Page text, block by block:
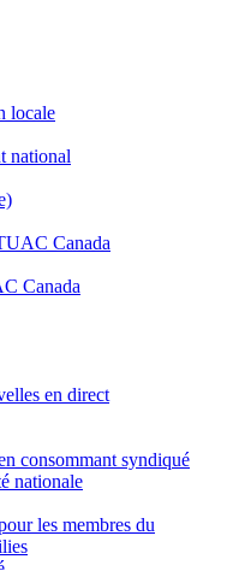
locale
national
Canada
Canada
en direct
consommant syndiqué
nationale
les membres du